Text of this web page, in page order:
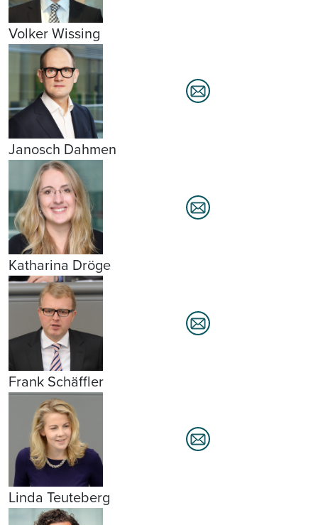
Volker Wissing
Janosch Dahmen
Katharina Dröge
Frank Schäffler
Linda Teuteberg